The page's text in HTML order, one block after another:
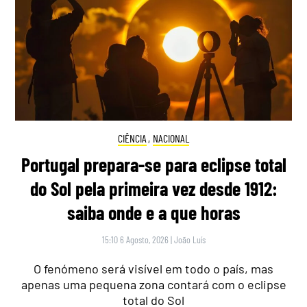
CIÊNCIA , NACIONAL
Portugal prepara-se para eclipse total
do Sol pela primeira vez desde 1912:
saiba onde e a que horas
15:10 6 Agosto, 2026 |João Luís
O fenómeno será visível em todo o país, mas
apenas uma pequena zona contará com o eclipse
total do Sol